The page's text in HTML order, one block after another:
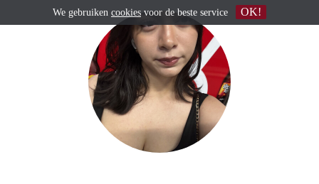
We gebruiken cookies voor de beste service OK!